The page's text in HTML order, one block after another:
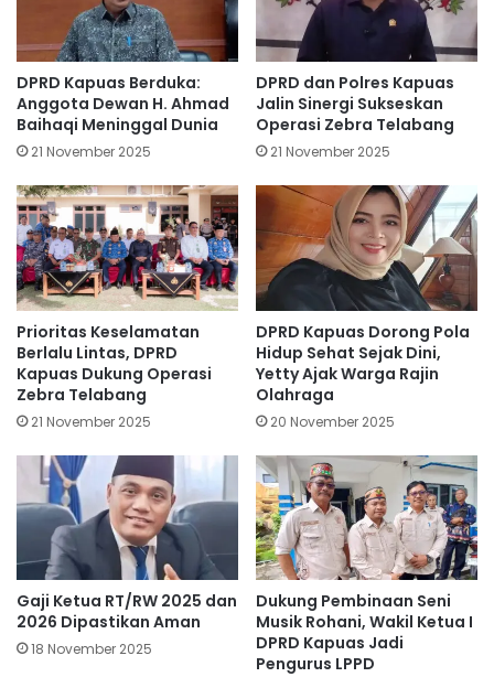
DPRD Kapuas Berduka:
Anggota Dewan H. Ahmad
Baihaqi Meninggal Dunia
21 November 2025
DPRD dan Polres Kapuas
Jalin Sinergi Sukseskan
Operasi Zebra Telabang
21 November 2025
Prioritas Keselamatan
Berlalu Lintas, DPRD
Kapuas Dukung Operasi
Zebra Telabang
21 November 2025
DPRD Kapuas Dorong Pola
Hidup Sehat Sejak Dini,
Yetty Ajak Warga Rajin
Olahraga
20 November 2025
Gaji Ketua RT/RW 2025 dan
2026 Dipastikan Aman
18 November 2025
Dukung Pembinaan Seni
Musik Rohani, Wakil Ketua I
DPRD Kapuas Jadi
Pengurus LPPD